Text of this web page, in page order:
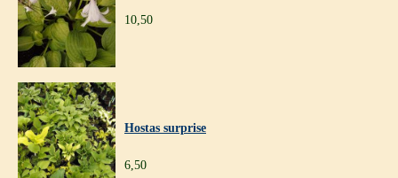
10,50
Hostas surprise
6,50